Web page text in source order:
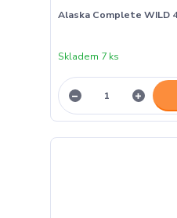
Alaska Complete WILD
Skladem 7 ks